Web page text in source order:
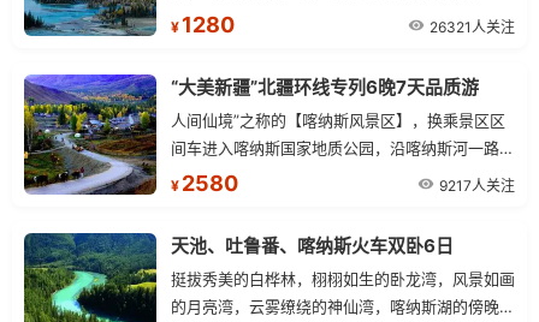
¥ 1280 26321人关注
“大美新疆”北疆环线专列6晚7天品质游
人间仙境”之称的【喀纳斯风景区】，换乘景区区
间车进入喀纳斯国家地质公园，沿喀纳斯河一路观
光，欣赏西伯利亚落叶松原始森林、白桦林风景，
乘船游览喀纳斯湖。
¥ 2580 9217人关注
天池、吐鲁番、喀纳斯火车双卧6日
挺拔秀美的白桦林，栩栩如生的卧龙湾，风景如画
的月亮湾，云雾缭绕的神仙湾，喀纳斯湖的傍晚，